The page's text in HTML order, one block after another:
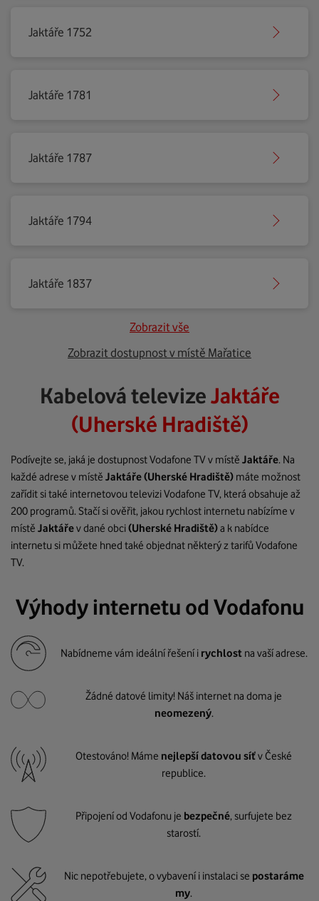
Jaktáře 1752
Jaktáře 1781
Jaktáře 1787
Jaktáře 1794
Jaktáře 1837
Zobrazit vše
Zobrazit dostupnost v místě Mařatice
Kabelová televizeJaktáře
(Uherské Hradiště)
Podívejte se, jaká je dostupnost Vodafone TV v místě Jaktáře. Na
každé adrese v místě Jaktáře(Uherské Hradiště) máte možnost
zařídit si také internetovou televizi Vodafone TV, která obsahuje až
200 programů. Stačí si ověřit, jakou rychlost internetu nabízíme v
místě Jaktářev dané obci(Uherské Hradiště)a k nabídce
internetu si můžete hned také objednat některý z tarifů Vodafone
TV.
Výhody internetu od Vodafonu
Nabídneme vám ideální řešení i rychlost na vaší adrese.
Žádné datové limity! Náš internet na doma je
neomezený.
Otestováno! Máme nejlepší datovou síťv České
republice.
Připojení od Vodafonu je bezpečné, surfujete bez
starostí.
Nic nepotřebujete, o vybavení i instalaci se postaráme
my.